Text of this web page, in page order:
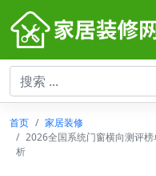
首页
家居装修
2026全国系统门窗横向测评
析